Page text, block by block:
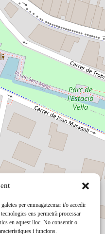
per emmagatzemar i/o accedir
ens permetrà processar
en aquest lloc. No consentir o
i funcions.